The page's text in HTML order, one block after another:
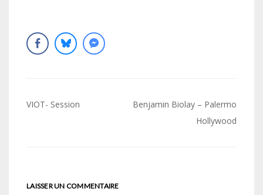
Navigation
VIOT- Session
Benjamin Biolay – Palermo
Hollywood
LAISSER UN COMMENTAIRE